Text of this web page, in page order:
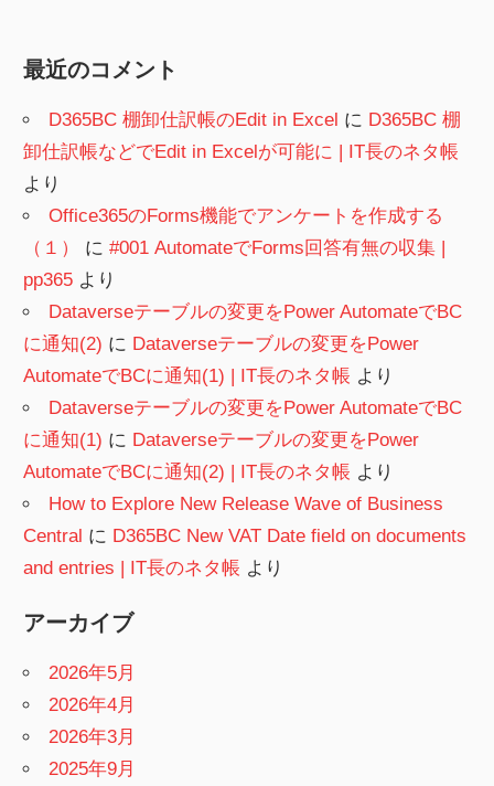
最近のコメント
D365BC 棚卸仕訳帳のEdit in Excel に D365BC 棚
卸仕訳帳などでEdit in Excelが可能に | IT長のネタ帳
より
Office365のForms機能でアンケートを作成する
（１）
に#001 AutomateでForms回答有無の収集 |
pp365 より
Dataverseテーブルの変更をPower AutomateでBC
に通知(2) に Dataverseテーブルの変更をPower
AutomateでBCに通知(1) | IT長のネタ帳 より
Dataverseテーブルの変更をPower AutomateでBC
に通知(1) に Dataverseテーブルの変更をPower
AutomateでBCに通知(2) | IT長のネタ帳 より
How to Explore New Release Wave of Business
Central に D365BC New VAT Date field on documents
and entries | IT長のネタ帳 より
アーカイブ
2026年5月
2026年4月
2026年3月
2025年9月